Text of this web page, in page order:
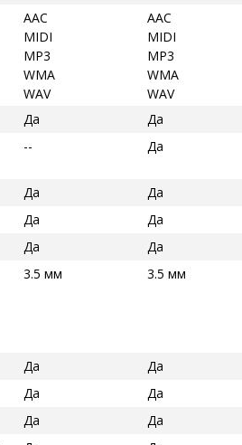
AAC
MIDI
MP3
WMA
WAV
AAC
MIDI
MP3
WMA
WAV
Да
Да
-- Да
Да
Да
Да
Да
Да
Да
3.5 мм 3.5 мм
Да
Да
Да
Да
Да
Да